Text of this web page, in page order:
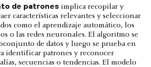
de patrones implica recopilar y
características relevantes y seleccionar
como el aprendizaje automático, los
o las redes neuronales. El algoritmo se
de datos y luego se prueba en
identificar patrones y reconocer
secuencias o tendencias. El modelo